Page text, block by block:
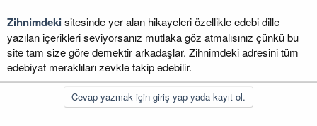
Zihnimdekisitesinde yer alan hikayeleri özellikle edebi dille
yazılan içerikleri seviyorsanız mutlaka göz atmalısınız çünkü bu
site tam size göre demektir arkadaşlar. Zihnimdeki adresini tüm
edebiyat meraklıları zevkle takip edebilir.
Cevap yazmak için giriş yap yada kayıt ol.